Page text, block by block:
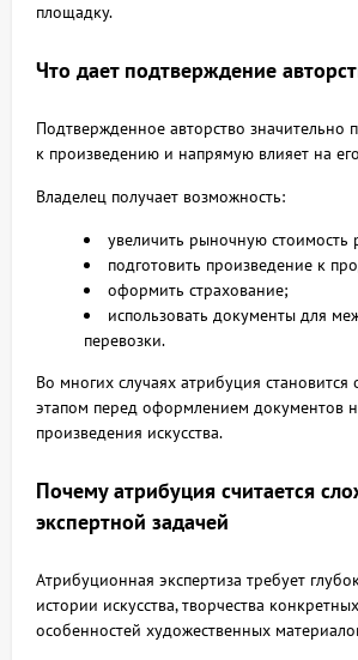
площадку.
Что дает подтверждение
Подтвержденное авторство значительно
к произведению и напрямую влияет на
Владелец получает возможность:
увеличить рыночную стоимость
подготовить произведение к
оформить страхование;
использовать документы для
перевозки.
Во многих случаях атрибуция становится
этапом перед оформлением документов
произведения искусства.
Почему атрибуция считается
экспертной задачей
Атрибуционная экспертиза требует
истории искусства, творчества
особенностей художественных